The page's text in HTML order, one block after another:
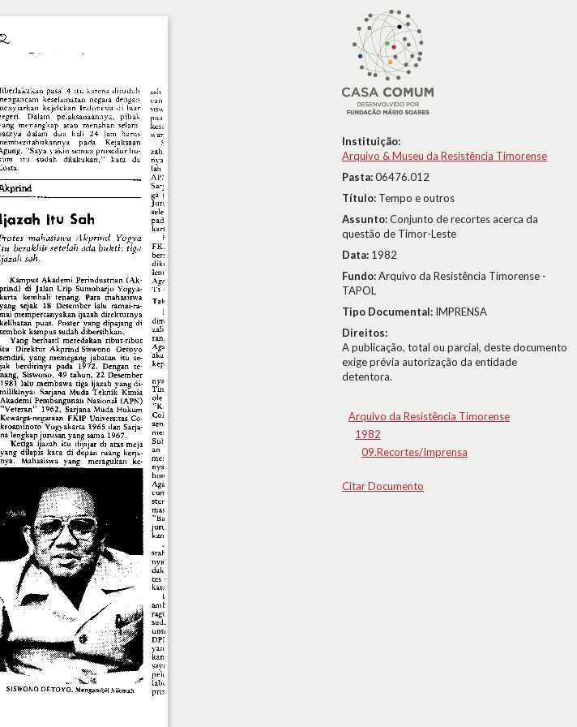
Instituição:
Arquivo & Museu da Resistência Timorense
Pasta:06476.012
Título: Tempo e outros
Assunto:Conjunto de recortes acerca da
questão de Timor-Leste
Data: 1982
Fundo:Arquivo da Resistência Timorense -
TAPOL
Tipo Documental: IMPRENSA
Direitos:
A publicação, total ou parcial, deste documento
exige prévia autorização da entidade
detentora.
Arquivo da Resistência Timorense
1982
09.Recortes/Imprensa
Citar Documento